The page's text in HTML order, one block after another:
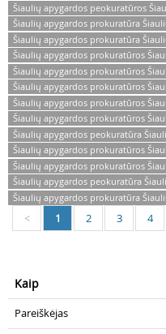
Šiaulių apygardos peokuratūros
Šiaulių apygardos prokuratūra
Šiaulių apygardos prokuratūra
Šiaulių apygardos prokuratūros
Šiaulių apygardos prokuratūros
Šiaulių apygardos prokuratūros
Šiaulių apygardos prokuratūros
Šiaulių apygardos prokuratūros
Šiaulių apygardos peokuratūra
Šiaulių apygardos prokuratūros
Šiaulių apygardos prokuratūros
Šiaulių apygardos peokuratūra
Šiaulių apygardos prokuratūra
< 1 2 3 4
Kaip
Pareiškėjas